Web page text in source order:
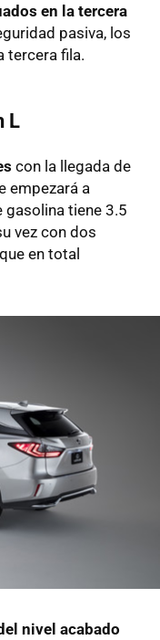
en la tercera
pasiva, los
tercera fila.
L
con la llegada de
empezará a
gasolina tiene 3.5
vez con dos
en total
nivel acabado